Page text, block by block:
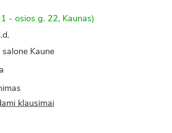
- osios g. 22, Kaunas)
Kaune
klausimai